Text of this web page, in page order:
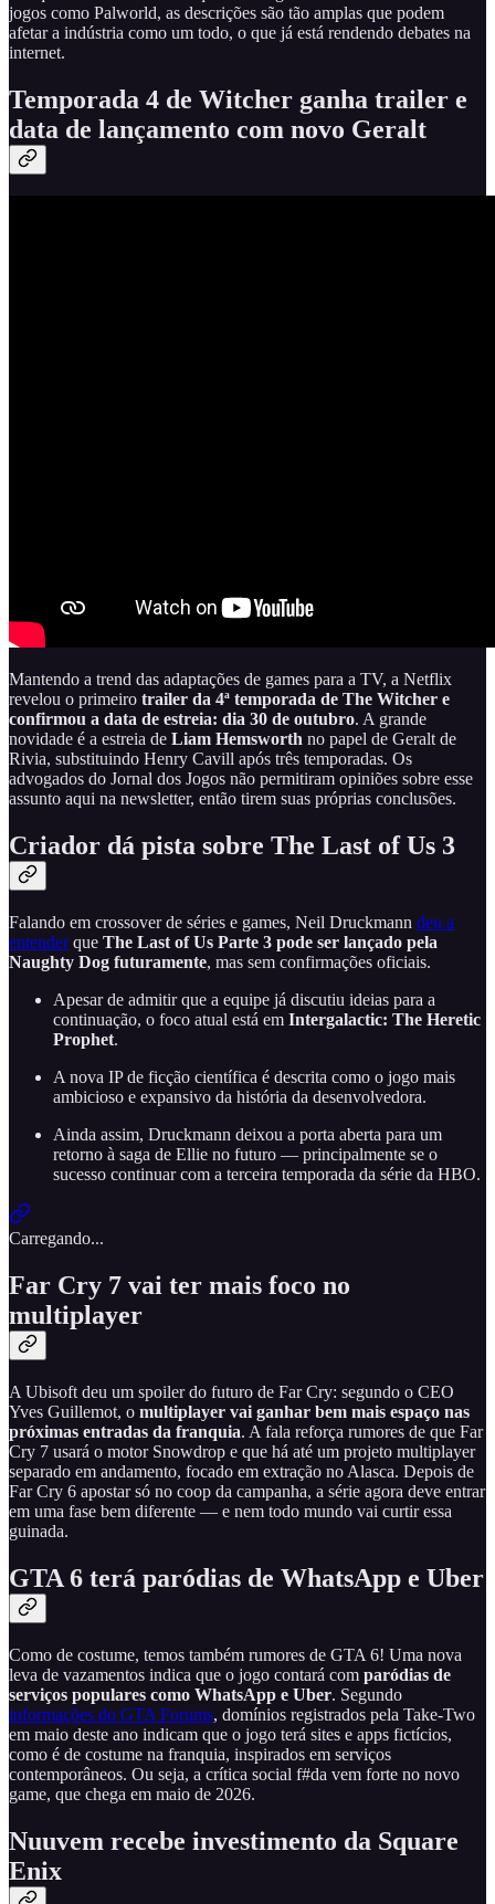
jogos como Palworld, as descrições são tão amplas que podem
afetar a indústria como um todo, o que já está rendendo debates na
internet.
Temporada 4 de Witcher ganha trailer e
data de lançamento com novo Geralt
Mantendo a trend das adaptações de games para a TV, a Netflix
revelou o primeiro trailer da 4ª temporada de The Witcher e
confirmou a data de estreia: dia 30 de outubro. A grande
novidade é a estreia de Liam Hemsworth no papel de Geralt de
Rivia, substituindo Henry Cavill após três temporadas. Os
advogados do Jornal dos Jogos não permitiram opiniões sobre esse
assunto aqui na newsletter, então tirem suas próprias conclusões.
Criador dá pista sobre The Last of Us 3
Falando em crossover de séries e games, Neil Druckmann deu a
entenderque The Last of Us Parte 3 pode ser lançado pela
Naughty Dog futuramente, mas sem confirmações oficiais.
Apesar de admitir que a equipe já discutiu ideias para a
continuação, o foco atual está em Intergalactic: The Heretic
Prophet.
A nova IP de ficção científica é descrita como o jogo mais
ambicioso e expansivo da história da desenvolvedora.
Ainda assim, Druckmann deixou a porta aberta para um
retorno à saga de Ellie no futuro — principalmente se o
sucesso continuar com a terceira temporada da série da HBO.
Carregando...
Far Cry 7 vai ter mais foco no
multiplayer
A Ubisoft deu um spoiler do futuro de Far Cry: segundo o CEO
Yves Guillemot, o multiplayer vai ganhar bem mais espaço nas
próximas entradas da franquia. A fala reforça rumores de que Far
Cry 7 usará o motor Snowdrop e que há até um projeto multiplayer
separado em andamento, focado em extração no Alasca. Depois de
Far Cry 6 apostar só no coop da campanha, a série agora deve entrar
em uma fase bem diferente — e nem todo mundo vai curtir essa
guinada.
GTA 6 terá paródias de WhatsApp e Uber
Como de costume, temos também rumores de GTA 6! Uma nova
leva de vazamentos indica que o jogo contará com paródias de
serviços populares como WhatsApp e Uber. Segundo
informações do GTA Forums, domínios registrados pela Take-Two
em maio deste ano indicam que o jogo terá sites e apps fictícios,
como é de costume na franquia, inspirados em serviços
contemporâneos. Ou seja, a crítica social f#da vem forte no novo
game, que chega em maio de 2026.
Nuuvem recebe investimento da Square
Enix